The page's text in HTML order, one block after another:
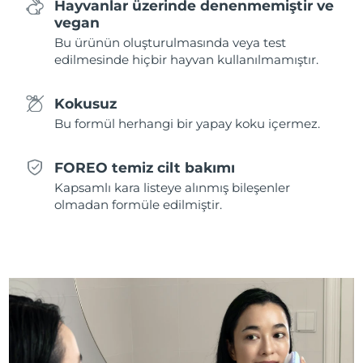
Hayvanlar üzerinde denenmemiştir ve
vegan
Bu ürünün oluşturulmasında veya test
edilmesinde hiçbir hayvan kullanılmamıştır.
Kokusuz
Bu formül herhangi bir yapay koku içermez.
FOREO temiz cilt bakımı
Kapsamlı kara listeye alınmış bileşenler
olmadan formüle edilmiştir.
Slovakya
Güney Afrika
İspanya Tahmini teslim tarihi
Tayvan Tahmini teslim tarihi
Tayland Tahmini teslim tarihi